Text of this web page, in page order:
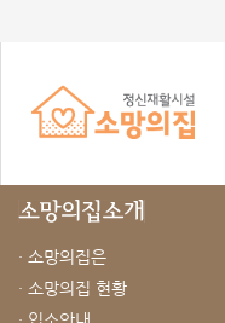
· 소망의집은
· 소망의집 현황
· 입소안내